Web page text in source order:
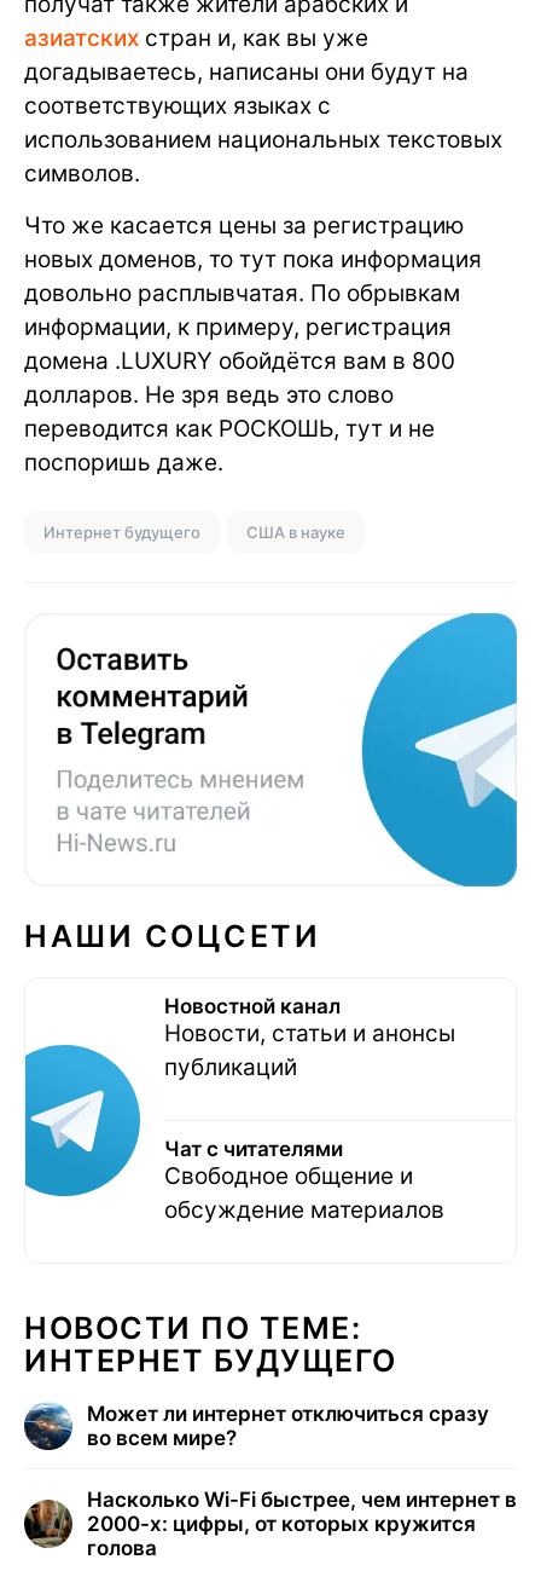
азиатских стран и, как вы уже
догадываетесь, написаны они будут на
соответствующих языках с
использованием национальных текстовых
символов.
Что же касается цены за регистрацию
новых доменов, то тут пока информация
довольно расплывчатая. По обрывкам
информации, к примеру, регистрация
домена .LUXURY обойдётся вам в 800
долларов. Не зря ведь это слово
переводится как РОСКОШЬ, тут и не
поспоришь даже.
Интернет будущего США в науке
НАШИ СОЦСЕТИ
Новостной канал
Новости, статьи и анонсы
публикаций
Чат с читателями
Свободное общение и
обсуждение материалов
НОВОСТИ ПО ТЕМЕ:
ИНТЕРНЕТ БУДУЩЕГО
Может ли интернет отключиться сразу
во всем мире?
Насколько Wi-Fi быстрее, чем интернет в
2000-х: цифры, от которых кружится
голова